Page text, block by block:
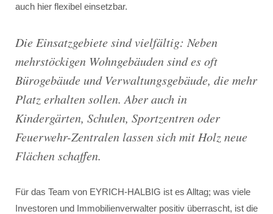
auch hier flexibel einsetzbar.
Die Einsatzgebiete sind vielfältig: Neben
mehrstöckigen Wohngebäuden sind es oft
Bürogebäude und Verwaltungsgebäude, die mehr
Platz erhalten sollen. Aber auch in
Kindergärten, Schulen, Sportzentren oder
Feuerwehr-Zentralen lassen sich mit Holz neue
Flächen schaffen.
Für das Team von EYRICH-HALBIG ist es Alltag; was viele
Investoren und Immobilienverwalter positiv überrascht, ist die